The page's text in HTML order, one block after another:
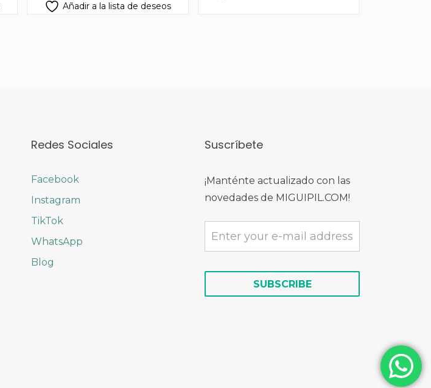
Añadir a la lista de deseos
Redes Sociales
Facebook
Instagram
TikTok
WhatsApp
Blog
Suscríbete
¡Manténte actualizado con las
novedades de MIGUIPIL.COM!